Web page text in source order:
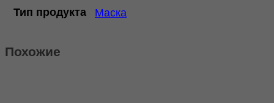
Тип продукта Маска
Похожие